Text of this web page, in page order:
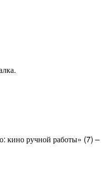
кино ручной работы» (7) –